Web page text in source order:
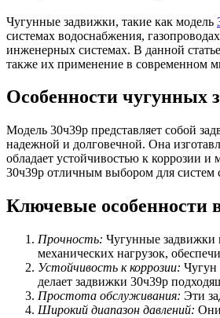
Чугунные задвижки, такие как модель
системах водоснабжения,
инженерных системах. В данной
также их применение в современном
Особенности чугунных
Модель 30ч39р представляет собой
надежной и долговечной. Она
обладает устойчивостью к коррозии и
30ч39р отличным выбором для систем
Ключевые особенности
Прочность: Чугунные задвижки
механических нагрузок,
Устойчивость к коррозии: Чугун
делает задвижки 30ч39р
Простота обслуживания: Эти
Широкий диапазон давлений: Они